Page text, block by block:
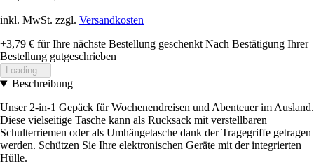
inkl. MwSt. zzgl. Versandkosten
+3,79 € für Ihre nächste Bestellung geschenkt Nach Bestätigung Ihrer
Bestellung gutgeschrieben
Loading...
Beschreibung
Unser 2-in-1 Gepäck für Wochenendreisen und Abenteuer im Ausland.
Diese vielseitige Tasche kann als Rucksack mit verstellbaren
Schulterriemen oder als Umhängetasche dank der Tragegriffe getragen
werden. Schützen Sie Ihre elektronischen Geräte mit der integrierten
Hülle.